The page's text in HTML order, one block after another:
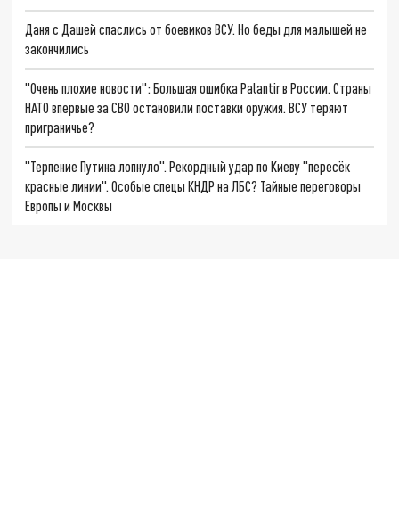
Даня с Дашей спаслись от боевиков ВСУ. Но беды для малышей не
закончились
"Очень плохие новости": Большая ошибка Palantir в России. Страны
НАТО впервые за СВО остановили поставки оружия. ВСУ теряют
приграничье?
"Терпение Путина лопнуло". Рекордный удар по Киеву "пересёк
красные линии". Особые спецы КНДР на ЛБС? Тайные переговоры
Европы и Москвы